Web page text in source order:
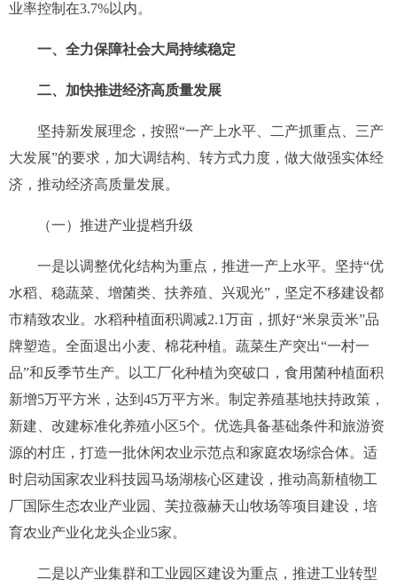
业率控制在3.7%以内。
一、全力保障社会大局持续稳定
二、加快推进经济高质量发展
坚持新发展理念，按照“一产上水平、二产抓重点、三产
大发展”的要求，加大调结构、转方式力度，做大做强实体经
济，推动经济高质量发展。
（一）推进产业提档升级
一是以调整优化结构为重点，推进一产上水平。 坚持“优
水稻、稳蔬菜、增菌类、扶养殖、兴观光”，坚定不移建设都
市精致农业。水稻种植面积调减2.1万亩，抓好“米泉贡米”品
牌塑造。全面退出小麦、棉花种植。蔬菜生产突出“一村一
品”和反季节生产。以工厂化种植为突破口，食用菌种植面积
新增5万平方米，达到 45万平方米。制定养殖基地扶持政策，
新建、改建标准化养殖小区5个。优选具备基础条件和旅游资
源的村庄，打造一批休闲农业示范点和家庭农场综合体。适
时启动国家农业科技园马场湖核心区建设，推动高新植物工
厂国际生态农业产业园、芙拉薇赫天山牧场等项目建设，培
育农业产业化龙头企业5家。
二是以产业集群和工业园区建设为重点，推进工业转型